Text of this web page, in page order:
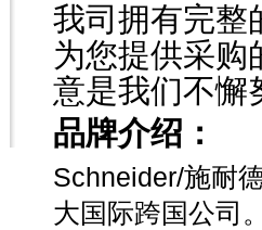
我司拥有完整
为您提供采购
意是我们不懈
品牌介绍：
Schneider/施耐
大国际跨国公司